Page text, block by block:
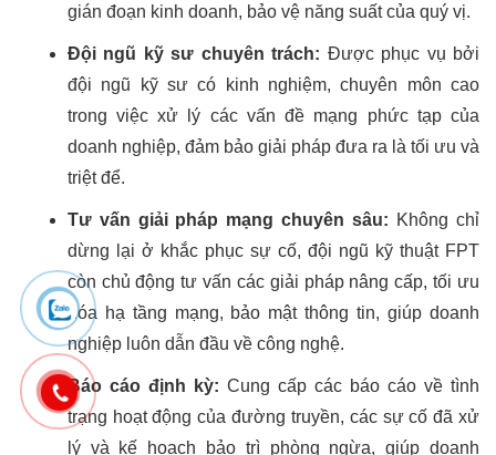
gián đoạn kinh doanh, bảo vệ năng suất của quý vị.
Đội ngũ kỹ sư chuyên trách: Được phục vụ bởi
đội ngũ kỹ sư có kinh nghiệm, chuyên môn cao
trong việc xử lý các vấn đề mạng phức tạp của
doanh nghiệp, đảm bảo giải pháp đưa ra là tối ưu và
triệt để.
Tư vấn giải pháp mạng chuyên sâu: Không chỉ
dừng lại ở khắc phục sự cố, đội ngũ kỹ thuật FPT
còn chủ động tư vấn các giải pháp nâng cấp, tối ưu
hóa hạ tầng mạng, bảo mật thông tin, giúp doanh
nghiệp luôn dẫn đầu về công nghệ.
Báo cáo định kỳ: Cung cấp các báo cáo về tình
trạng hoạt động của đường truyền, các sự cố đã xử
lý và kế hoạch bảo trì phòng ngừa, giúp doanh